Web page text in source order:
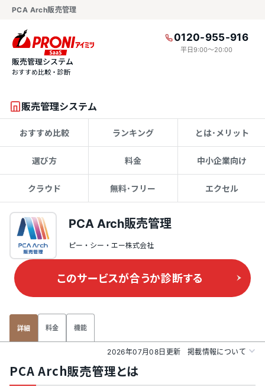
PCA Arch販売管理
0120-955-916
平日9:00〜20:00
販売管理システム
おすすめ比較・診断
販売管理システム
おすすめ比較 ランキング とは･メリット
選び方 料金 中小企業向け
クラウド 無料･フリー エクセル
PCA Arch販売管理
ピー・シー・エー株式会社
このサービスが合うか診断する
詳細 料金 機能
2026年07月08日更新 掲載情報について
PCA Arch販売管理とは